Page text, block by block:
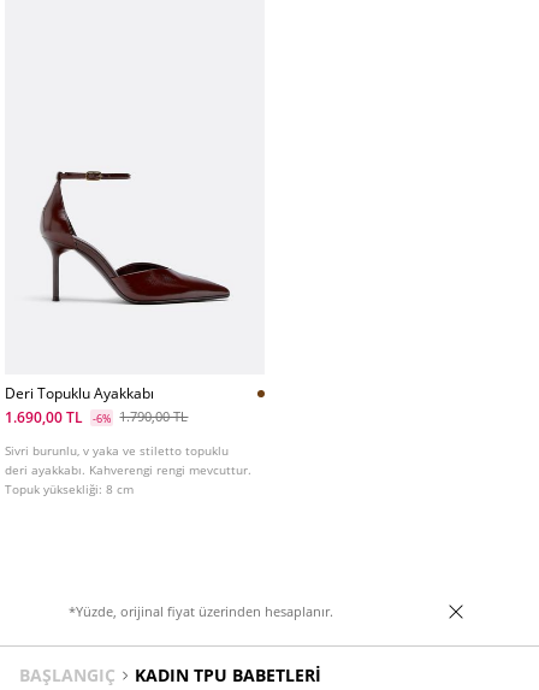
Deri Topuklu Ayakkabı
1.690,00 TL
-6% 1.790,00 TL
Sivri burunlu, v yaka ve stiletto topuklu
deri ayakkabı. Kahverengi rengi mevcuttur.
Topuk yüksekliği: 8 cm
*Yüzde, orijinal fiyat üzerinden hesaplanır.
BAŞLANGIÇ KADIN TPU BABETLERI